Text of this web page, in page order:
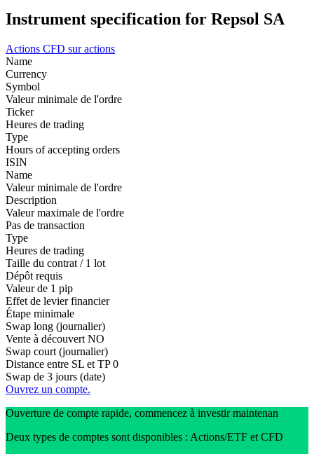
Instrument specification for Repsol SA
Actions CFD sur actions
Name
Currency
Symbol
Valeur minimale de l'ordre
Ticker
Heures de trading
Type
Hours of accepting orders
ISIN
Name
Valeur minimale de l'ordre
Description
Valeur maximale de l'ordre
Pas de transaction
Type
Heures de trading
Taille du contrat / 1 lot
Dépôt requis
Valeur de 1 pip
Effet de levier financier
Étape minimale
Swap long (journalier)
Vente à découvert NO
Swap court (journalier)
Distance entre SL et TP 0
Swap de 3 jours (date)
Ouvrez un compte.
Ouverture de compte rapide, commencez à investir maintenan
Deux types de comptes sont disponibles : Actions/ETF et CFD